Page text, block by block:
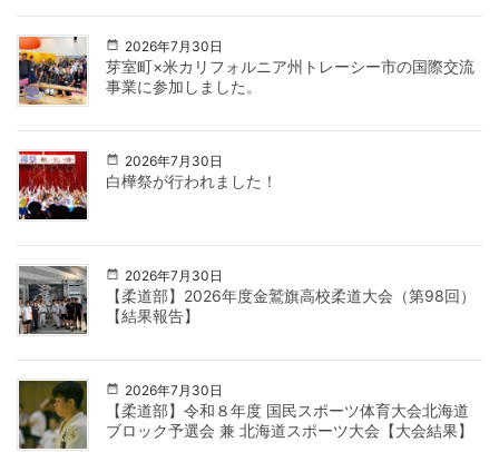
2026年7月30日
芽室町×米カリフォルニア州トレーシー市の国際交流
事業に参加しました。
2026年7月30日
白樺祭が行われました！
2026年7月30日
【柔道部】2026年度金鷲旗高校柔道大会（第98回）
【結果報告】
2026年7月30日
【柔道部】令和８年度 国民スポーツ体育大会北海道
ブロック予選会 兼 北海道スポーツ大会【大会結果】